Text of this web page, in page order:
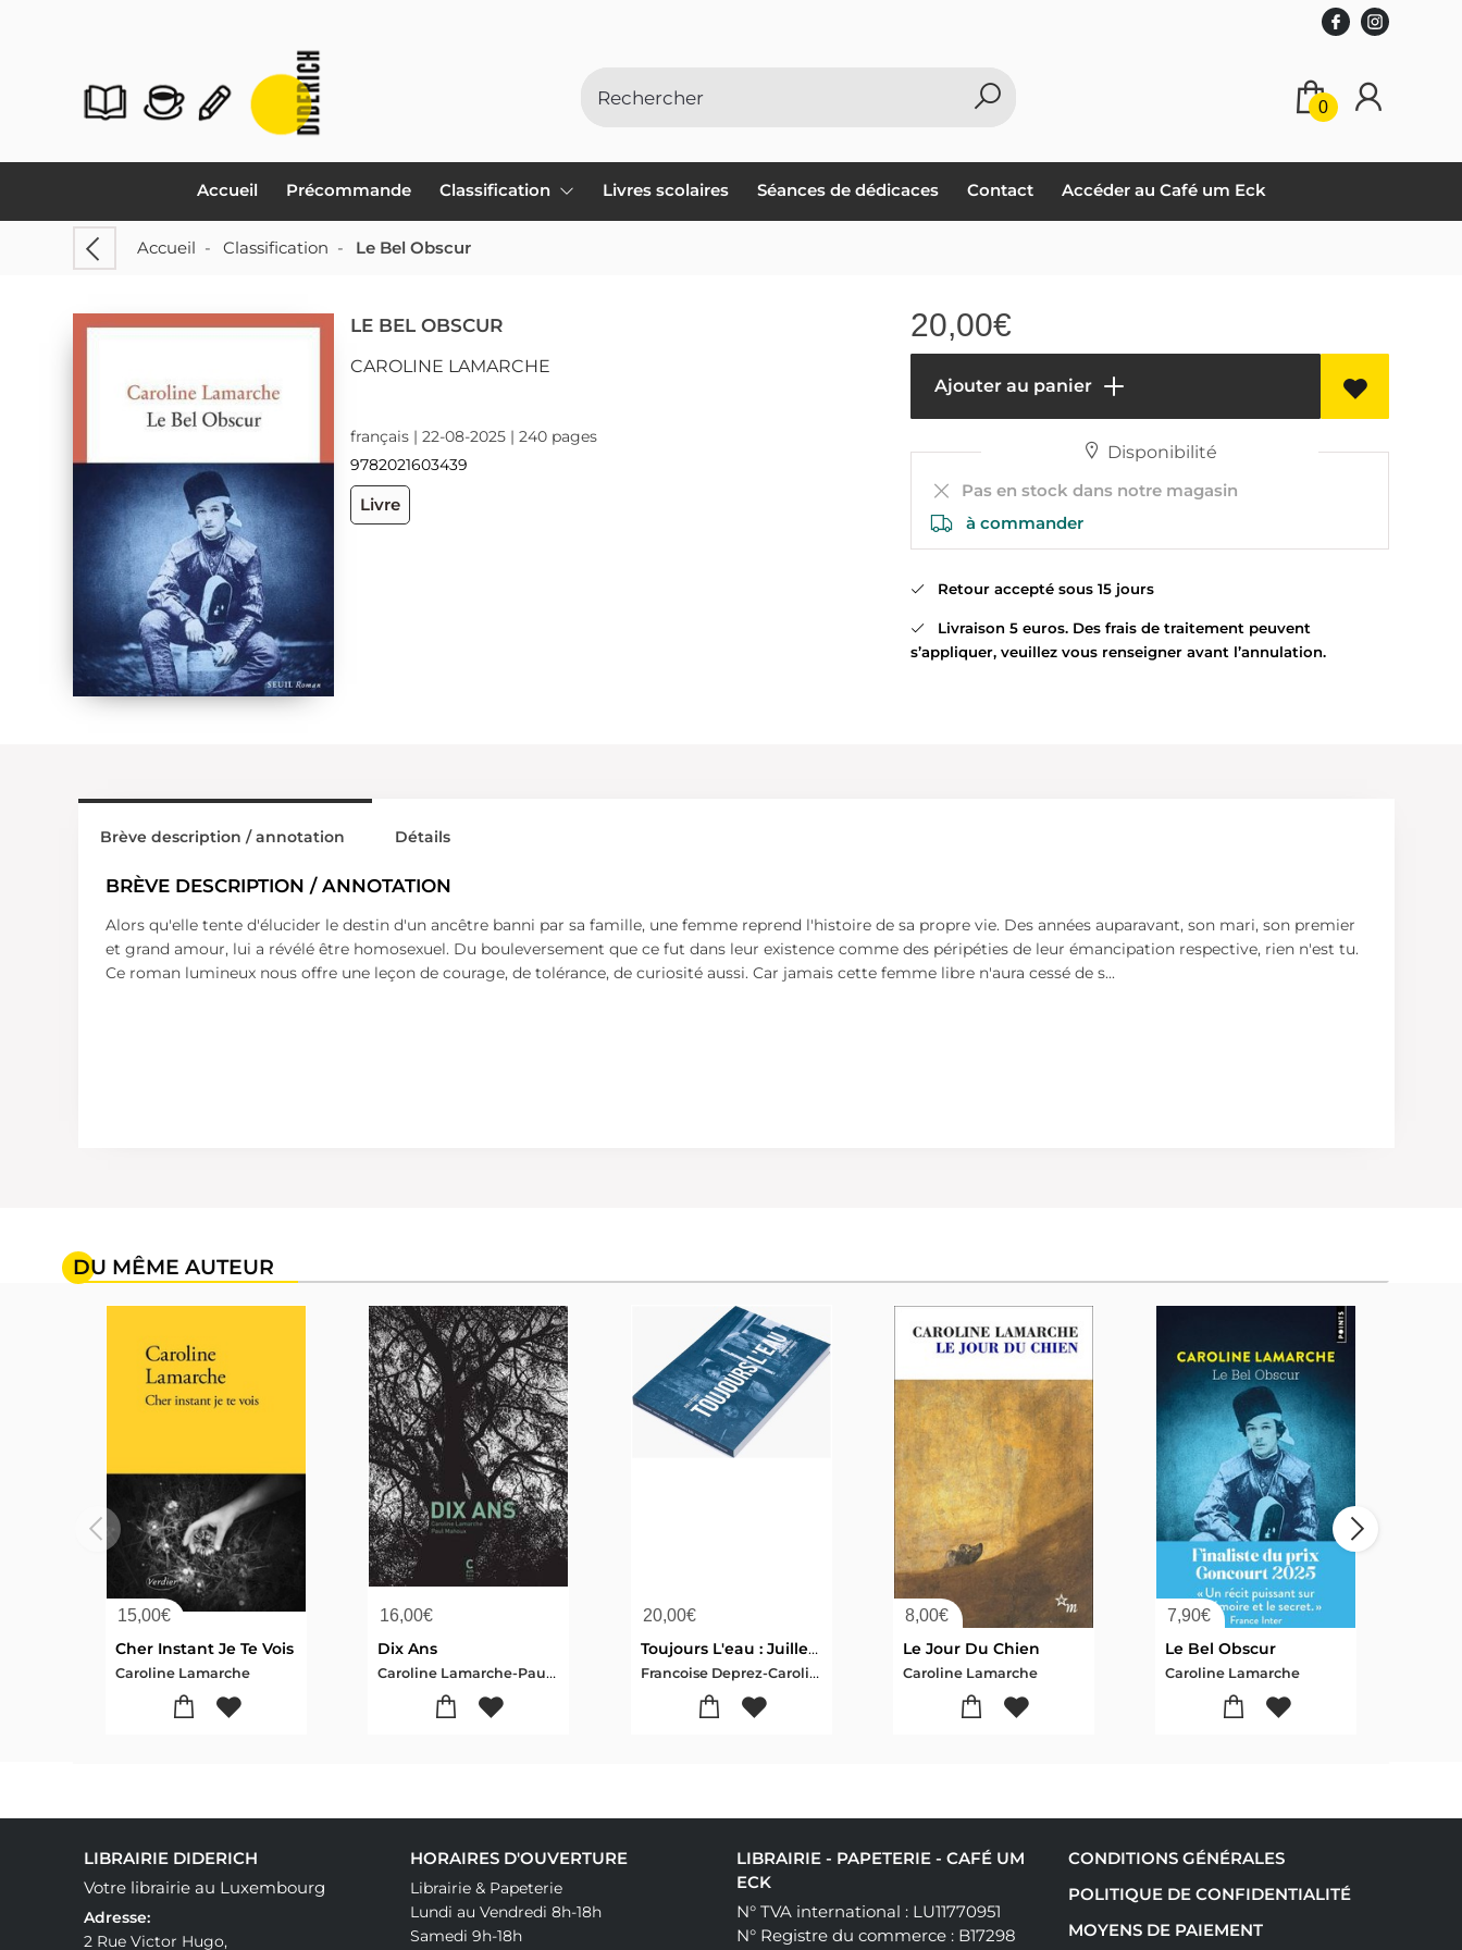
0
Accueil Précommande Classification Livres scolaires Séances de dédicaces Contact Accéder au Café um Eck
Accueil - Classification - Le Bel Obscur
LE BEL OBSCUR
CAROLINE LAMARCHE
français | 22-08-2025 | 240 pages
9782021603439
Livre
20,00€
Ajouter au panier
Disponibilité
Pas en stock dans notre magasin
à commander
Retour accepté sous 15 jours
Livraison 5 euros. Des frais de traitement peuvent
s’appliquer, veuillez vous renseigner avant l’annulation.
Brève description / annotation
BRÈVE DESCRIPTION / ANNOTATION
Alors qu'elle tente d'élucider le destin d'un ancêtre banni par sa famille, une femme reprend l'histoire de sa propre vie. Des années auparavant, son mari, son premier
et grand amour, lui a révélé être homosexuel. Du bouleversement que ce fut dans leur existence comme des péripéties de leur émancipation respective, rien n'est tu.
Ce roman lumineux nous offre une leçon de courage, de tolérance, de curiosité aussi. Car jamais cette femme libre n'aura cessé de s...
Détails
DU MÊME AUTEUR
15,00€
Cher Instant Je Te Vois
Caroline Lamarche
16,00€
Dix Ans
Caroline Lamarche-Paul Mahoux
20,00€
Toujours L'eau : Juillet 2021
Francoise Deprez-Caroline Lamarche
8,00€
Le Jour Du Chien
Caroline Lamarche
7,90€
Le Bel Obscur
Caroline Lamarche
LIBRAIRIE DIDERICH
Votre librairie au Luxembourg
Adresse:
2 Rue Victor Hugo,
HORAIRES D'OUVERTURE
Librairie & Papeterie
Lundi au Vendredi 8h-18h
Samedi 9h-18h
LIBRAIRIE - PAPETERIE - CAFÉ UM
ECK
N° TVA international : LU11770951
N° Registre du commerce : B17298
CONDITIONS GÉNÉRALES
POLITIQUE DE CONFIDENTIALITÉ
MOYENS DE PAIEMENT